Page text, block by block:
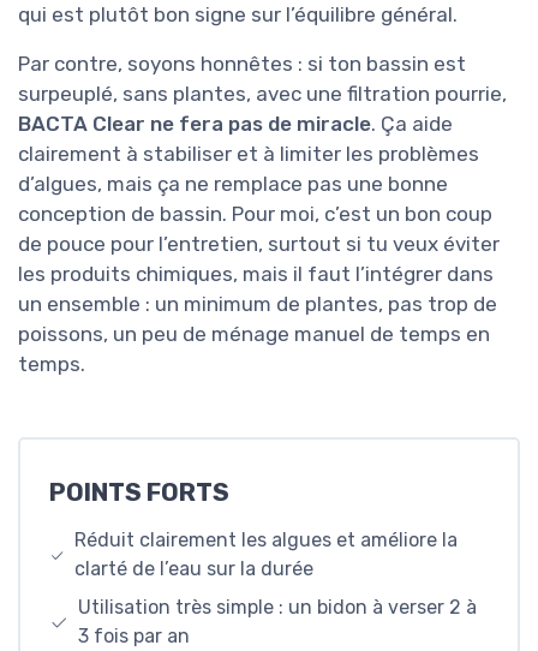
qui est plutôt bon signe sur l’équilibre général.
Par contre, soyons honnêtes : si ton bassin est
surpeuplé, sans plantes, avec une filtration pourrie,
BACTA Clear ne fera pas de miracle. Ça aide
clairement à stabiliser et à limiter les problèmes
d’algues, mais ça ne remplace pas une bonne
conception de bassin. Pour moi, c’est un bon coup
de pouce pour l’entretien, surtout si tu veux éviter
les produits chimiques, mais il faut l’intégrer dans
un ensemble : un minimum de plantes, pas trop de
poissons, un peu de ménage manuel de temps en
temps.
POINTS FORTS
Réduit clairement les algues et améliore la
clarté de l’eau sur la durée
Utilisation très simple : un bidon à verser 2 à
3 fois par an